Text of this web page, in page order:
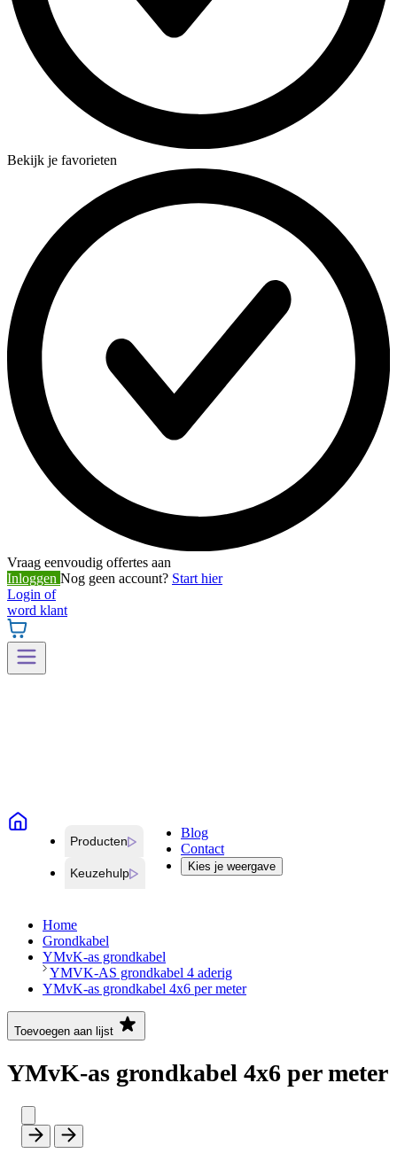
Bekijk je favorieten
Vraag eenvoudig offertes aan
Inloggen Nog geen account? Start hier
Login of
word klant
Producten
Keuzehulp
Blog
Contact
Kies je weergave
Home
Grondkabel
YMvK-as grondkabel
YMVK-AS grondkabel 4 aderig
YMvK-as grondkabel 4x6 per meter
Toevoegen aan lijst
YMvK-as grondkabel 4x6 per meter